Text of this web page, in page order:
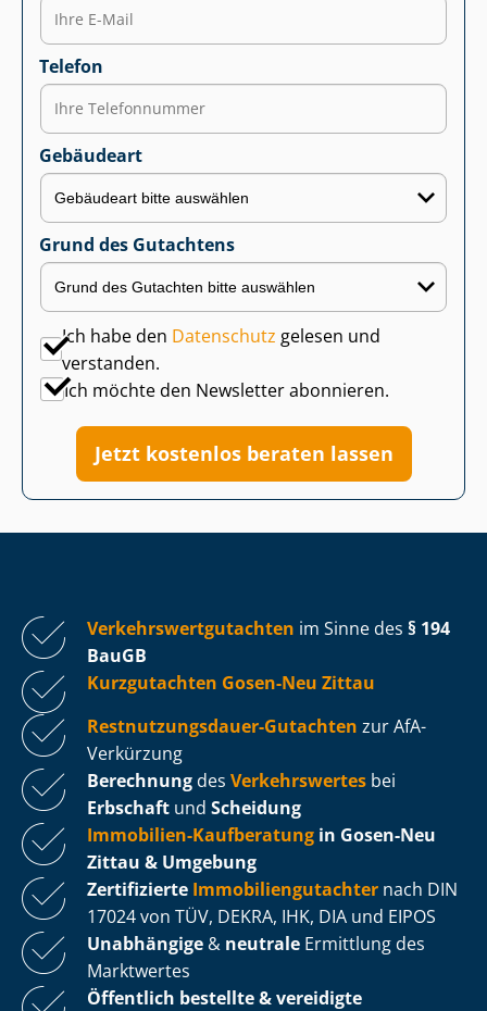
Telefon
Gebäudeart
Grund des Gutachtens
Ich habe den Datenschutz gelesen und
verstanden.
Ich möchte den Newsletter abonnieren.
Jetzt kostenlos beraten lassen
Ver­kehrs­wert­gut­ach­ten im Sinne des § 194
BauGB
Kurzgutachten Gosen-Neu Zittau
Rest­nut­zungs­dau­er-Gutachten zur AfA-
Verkürzung
Berechnung des Verkehrswertes bei
Erbschaft und Scheidung
Immobilien-Kaufberatung in Gosen-Neu
Zittau & Umgebung
Zertifizierte Im­mo­bi­li­en­gut­ach­ter nach DIN
17024 von TÜV, DEKRA, IHK, DIA und EIPOS
Unabhängige & neutrale Ermittlung des
Marktwertes
Öffentlich bestellte & vereidigte